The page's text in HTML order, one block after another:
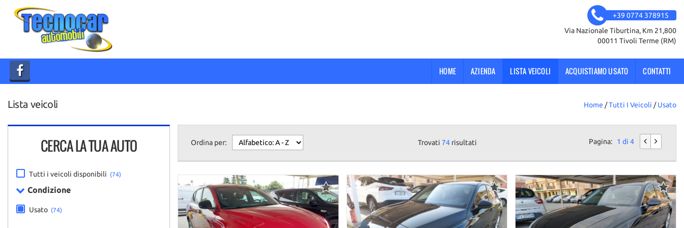
HOME
LISTA VEICOLI
ACQUISTIAMO USATO
+39 0774 378915
Via Nazionale Tiburtina, Km 21,800
00011 Tivoli Terme (RM)
HOME AZIENDA LISTA VEICOLI ACQUISTIAMO USATO CONTATTI
Lista veicoli Home /Tutti I Veicoli /Usato
CERCA LA TUA AUTO
Tutti i veicoli disponibili (74)
Condizione
Usato (74)
Ordina per: Trovati 74 risultati Pagina: 1 di 4